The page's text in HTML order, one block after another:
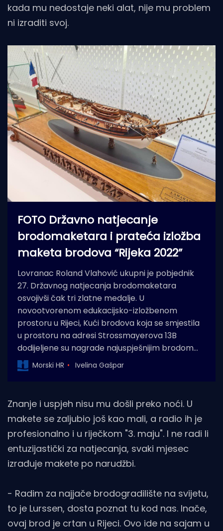
kada mu nedostaje neki alat, nije mu problem
ni izraditi svoj.
FOTO Državno natjecanje
brodomaketara i prateća izložba
maketa brodova “Rijeka 2022”
Lovranac Roland Vlahović ukupni je pobjednik
27. Državnog natjecanja brodomaketara
osvojivši čak tri zlatne medalje. U
novootvorenom edukacijsko-izložbenom
prostoru u Rijeci, Kući brodova koja se smjestila
u prostoru na adresi Strossmayerova 13B
dodijeljene su nagrade najuspješnijim brodom…
Morski HR Ivelina Gašpar
Znanje i uspjeh nisu mu došli preko noći. U
makete se zaljubio još kao mali, a radio ih je
profesionalno i u riječkom "3. maju". I ne radi li
entuzijastički za natjecanja, svaki mjesec
izrađuje makete po narudžbi.
- Radim za najjače brodogradilište na svijetu,
to je Lurssen, dosta poznat tu kod nas. Inače,
ovaj brod je crtan u Rijeci. Ovo ide na sajam u